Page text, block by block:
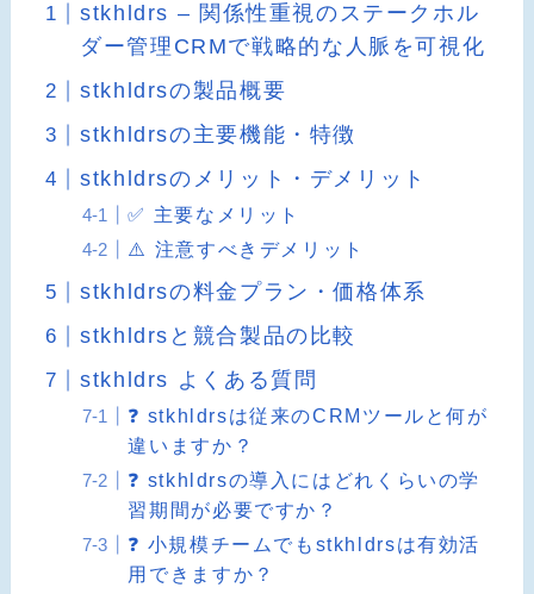
stkhldrs – 関係性重視のステークホル
ダー管理CRMで戦略的な人脈を可視化
stkhldrsの製品概要
stkhldrsの主要機能・特徴
stkhldrsのメリット・デメリット
✅ 主要なメリット
⚠️ 注意すべきデメリット
stkhldrsの料金プラン・価格体系
stkhldrsと競合製品の比較
stkhldrs よくある質問
❓ stkhldrsは従来のCRMツールと何が
違いますか？
❓ stkhldrsの導入にはどれくらいの学
習期間が必要ですか？
❓ 小規模チームでもstkhldrsは有効活
用できますか？